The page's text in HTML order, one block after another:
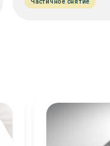
Частичное снятие